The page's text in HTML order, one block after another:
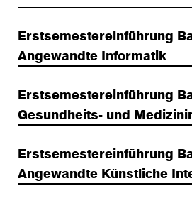
Erstsemestereinführung
Angewandte Informatik
Erstsemestereinführung
Gesundheits- und
Erstsemestereinführung
Angewandte Künstliche